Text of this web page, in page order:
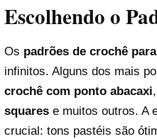
Escolhendo o
Os padrões de crochê
infinitos. Alguns dos mais
crochê com ponto abacaxi,
squares e muitos outros. A
crucial: tons pastéis são